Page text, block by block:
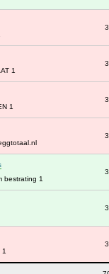
1
1
bestrating 1
1